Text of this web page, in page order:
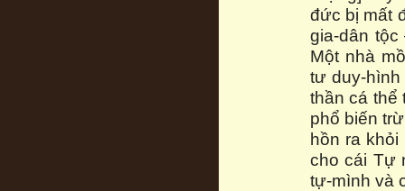
đức bị mất
gia-dân
Một nhà
tư duy-
thần cá thể
phổ biến
hồn ra
cho cái Tự
tự-mình và